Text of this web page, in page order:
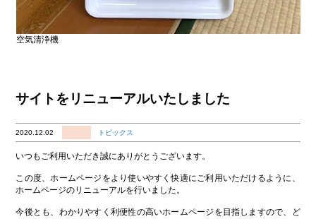
空気清浄機
サイトをリニューアルいたしました
2020.12.02 トピックス
いつもご利用いただき誠にありがとうございます。
この度、ホームページをより使いやすく快適にご利用いただけるように、
ホームページのリニューアルを行いました。
今後とも、わかりやすく利便性の高いホームページを目指しますので、ど